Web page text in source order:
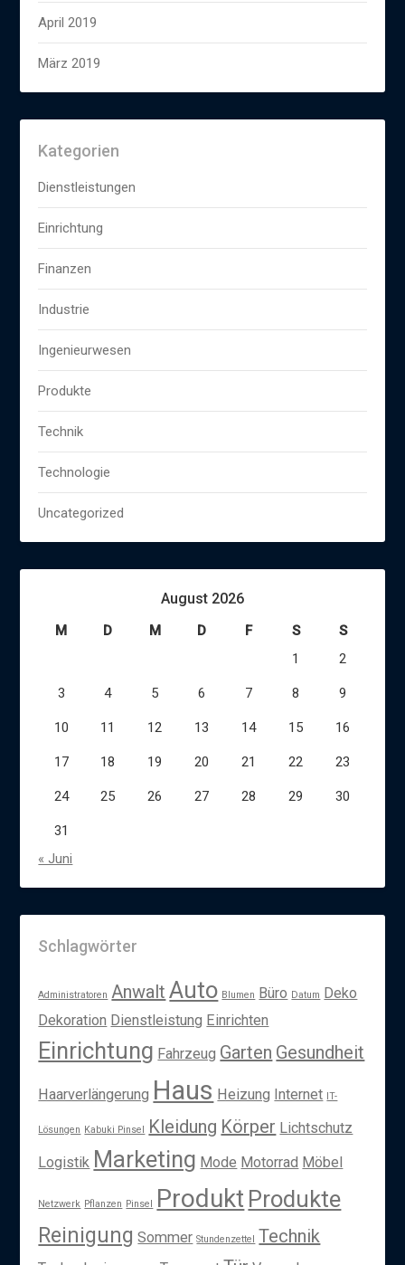
April 2019
März 2019
Kategorien
Dienstleistungen
Einrichtung
Finanzen
Industrie
Ingenieurwesen
Produkte
Technik
Technologie
Uncategorized
August 2026
M D M D F S
S
1
2
3 4 5 6 7 8 9
10 11 12 13 14 15 16
17 18 19 20 21 22 23
24 25 26 27 28 29 30
31
« Juni
Schlagwörter
Administratoren Anwalt Auto Blumen Büro Datum
Deko
Dekoration Dienstleistung Einrichten
Einrichtung Fahrzeug Garten Gesundheit
Haarverlängerung Haus Heizung Internet IT-
Lösungen Kabuki Pinsel Kleidung Körper Lichtschutz
Logistik Marketing Mode Motorrad Möbel
Netzwerk Pflanzen Pinsel Produkt Produkte
Reinigung Sommer Stundenzettel Technik